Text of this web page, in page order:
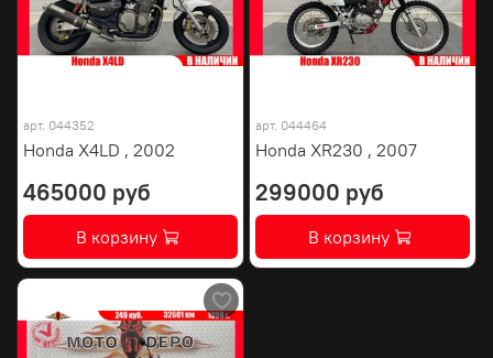
арт. 044352
Honda X4LD , 2002
465000 руб
В корзину
арт. 044464
Honda XR230 , 2007
299000 руб
В корзину